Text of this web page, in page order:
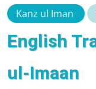
Kanz ul Iman
English
ul-Imaan